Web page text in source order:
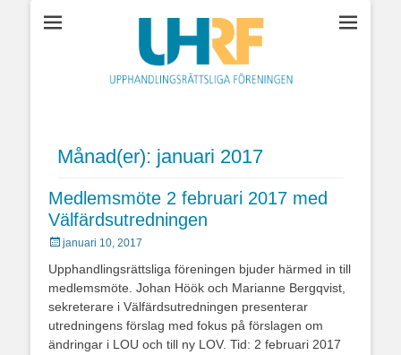
Månad(er): januari 2017
Medlemsmöte 2 februari 2017 med
Välfärdsutredningen
Postades
januari 10, 2017
Upphandlingsrättsliga föreningen bjuder härmed in till
medlemsmöte. Johan Höök och Marianne Bergqvist,
sekreterare i Välfärdsutredningen presenterar
utredningens förslag med fokus på förslagen om
ändringar i LOU och till ny LOV. Tid: 2 februari 2017